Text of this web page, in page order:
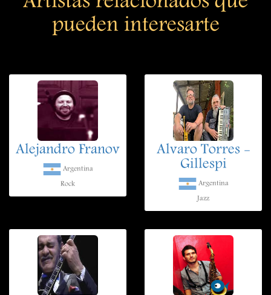
pueden interesarte
Alejandro Franov
Argentina
Rock
Alvaro Torres -
Gillespi
Argentina
Jazz